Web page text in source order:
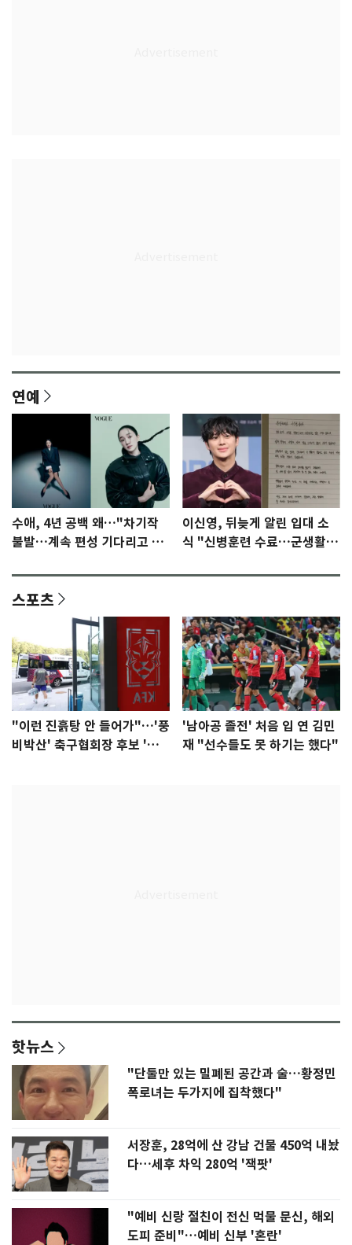
연예
수애, 4년 공백 왜…"차기작
불발…계속 편성 기다리고 있
이신영, 뒤늦게 알린 입대 소
식 "신병훈련 수료…군생활
스포츠
"이런 진흙탕 안 들어가"…'풍
비박산' 축구협회장 후보 '실
'남아공 졸전' 처음 입 연 김민
재 "선수들도 못 하기는 했다"
핫뉴스
"단둘만 있는 밀폐된 공간과 술…황정민
폭로녀는 두가지에 집착했다"
서장훈, 28억에 산 강남 건물 450억 내놨
다…세후 차익 280억 '잭팟'
"예비 신랑 절친이 전신 먹물 문신, 해외
도피 준비"…예비 신부 '혼란'